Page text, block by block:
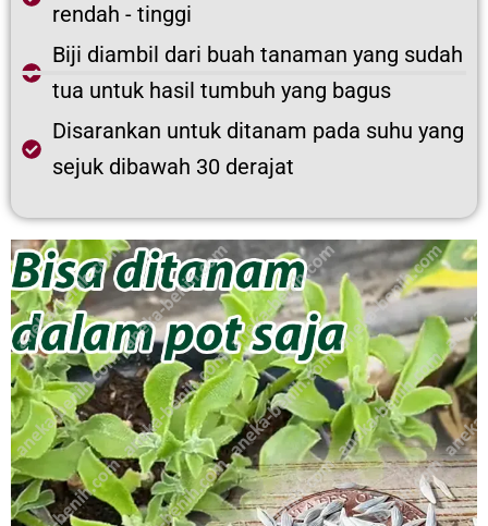
rendah - tinggi
Biji diambil dari buah tanaman yang sudah
tua untuk hasil tumbuh yang bagus
Disarankan untuk ditanam pada suhu yang
sejuk dibawah 30 derajat